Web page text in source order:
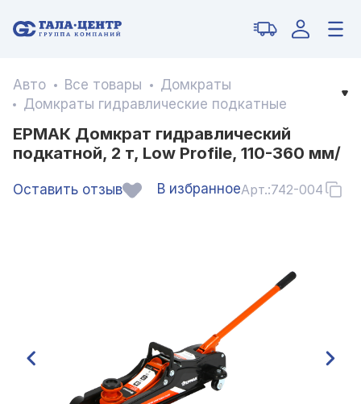
Авто Все товары
Домкраты
Домкраты гидравлические подкатные
ЕРМАК Домкрат гидравлический
подкатной, 2 т, Low Profile, 110-360 мм/
Оставить отзыв В избранноеАрт.:742-004